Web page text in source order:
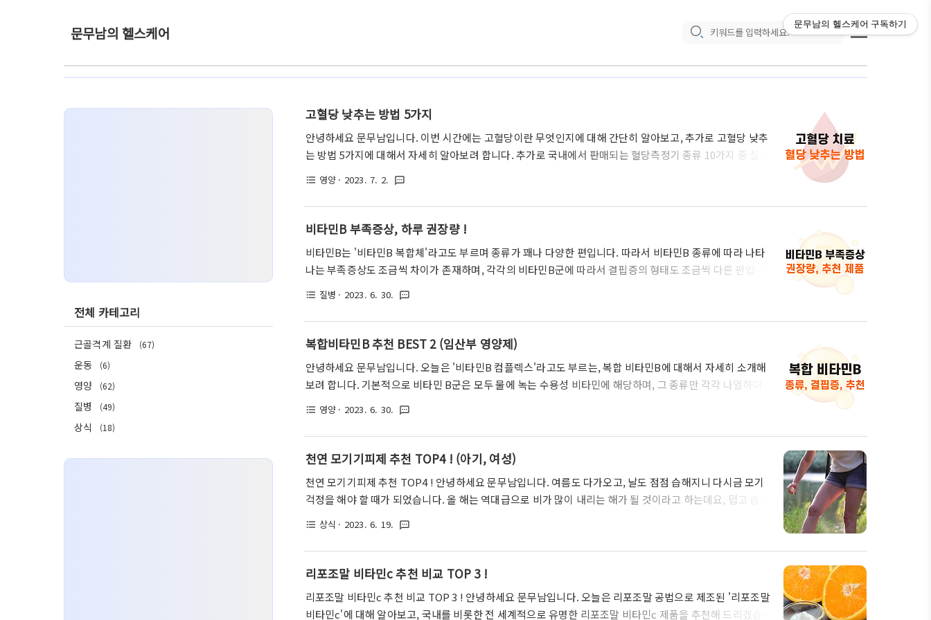
문무남의 헬스케어
고혈당 낮추는 방법 5가지
안녕하세요 문무남입니다. 이번 시간에는 고혈당이란 무엇인지에 대해 간단히 알아보고, 추가로 고혈당 낮추
는 방법 5가지에 대해서 자세히 알아보려 합니다. 추가로 국내에서 판매되는 혈당측정기 종류 10가지 중 실제
란? 고혈당이란 그 이름에서 알 수 있듯이 혈액 속에 있는 당(글루코스, 즉 설탕)의 농도가 높아진 상태를 말합
니다. 우리 몸에서는 음식을 섭취하면 그 음식이 당으로 변환되어 에너지로 사용되는데, 이 과정은 인슐린이라
는 호르몬이 조절합니다. 정상적으로 작동하는 몸에서는 식사 후에 혈당 수치가 상승하면 췌장에서 인슐린이
format_list_bulleted 영양 · 2023. 7. 2. textsms
비타민B 부족증상, 하루 권장량 !
비타민B는 '비타민B 복합체'라고도 부르며 종류가 꽤나 다양한 편입니다. 따라서 비타민B 종류에 따라 나타
나는 부족증상도 조금씩 차이가 존재하며, 각각의 비타민B군에 따라서 결핍증의 형태도 조금씩 다른 편입니
해서 자세히 알아보도록 하겠습니다. 비타민B 복합체 비타민B 복합체(Vitamin B-complex)는 물에 녹는 수
용성 비타민에 해당하며, 체내에서는 자연적으로 생성되지 않는 필수비타민에 해당합니다. 그러나 종류들이
꽤나 다양하기 때문에 헷갈리시는 분들이 많이 계시곤 하는데요, 대표적인 비타민b 종류들을 나열하자면 아
format_list_bulleted 질병 · 2023. 6. 30. textsms
복합비타민B 추천 BEST 2 (임산부 영양제)
안녕하세요 문무남입니다. 오늘은 '비타민B 컴플렉스'라고도 부르는, 복합 비타민B에 대해서 자세히 소개해
보려 합니다. 기본적으로 비타민 B군은 모두 물에 녹는 수용성 비타민에 해당하며, 그 종류만 각각 나열하더라
B군이 모두 함유되어 있는 컴플렉스 제품을 더욱 권장드리며, 임산부 분들의 경우는 컴플렉스 제품보다 엽산
(b9)만 섭취하는 것도 괜찮은 방법입니다. 우선 이번 글에서는 복합비타민b 영양제와, 임산부들에게 특히 효
과적인 활성형 엽산 영양제에 대해서도 함께 다루어보도록 하겠습니다. 글의 순서 복합비타민B 제품 추천에
format_list_bulleted 영양 · 2023. 6. 30. textsms
천연 모기기피제 추천 TOP4 ! (아기, 여성)
천연 모기기피제 추천 TOP4 ! 안녕하세요 문무남입니다. 여름도 다가오고, 날도 점점 습해지니 다시금 모기
걱정을 해야 할 때가 되었습니다. 올 해는 역대급으로 비가 많이 내리는 해가 될 것이라고 하는데요, 덥고 습한
라서 오늘은 피부가 민감한 아기들이나 여성분들 모두 사용하기 좋은 천연 모기기피제 제품들을 소개해 드리
려고 합니다. 바로 본론으로 들어가겠습니다. 천연 모기기피제 추천 순위 TOP4 본론으로 들어가기 앞서, 모
기기피제의 효과는 대부분 제품의 활성 성분에 의해 결정이 됩니다. 모기기피제의 주요 활성 성분으로는
format_list_bulleted 상식 · 2023. 6. 19. textsms
리포조말 비타민c 추천 비교 TOP 3 !
리포조말 비타민c 추천 비교 TOP 3 ! 안녕하세요 문무남입니다. 오늘은 리포조말 공법으로 제조된 '리포조말
비타민c'에 대해 알아보고, 국내를 비롯한 전 세계적으로 유명한 리포조말 비타민c 제품을 추천해 드리겠습니
전체 카테고리
근골격계 질환 (67)
운동 (6)
영양 (62)
질병 (49)
상식 (18)
문무남의 헬스케어 구독하기